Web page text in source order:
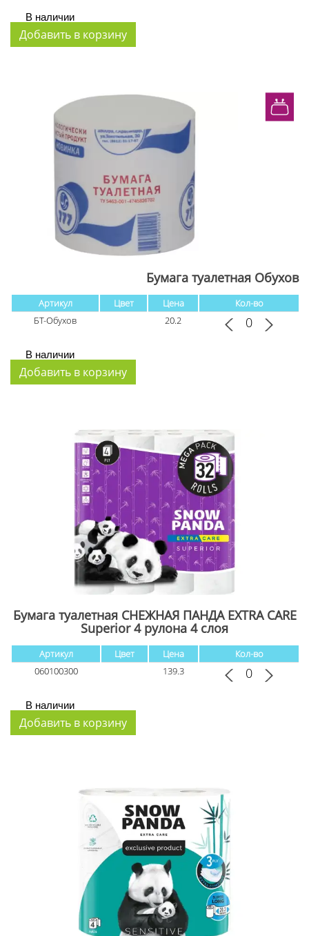
В наличии
Бумага туалетная Обухов
Артикул Цвет Цена
Кол-во
БТ-Обухов
20.2
В наличии
Бумага туалетная СНЕЖНАЯ ПАНДА EXTRA CARE
Superior 4 рулона 4 слоя
Артикул Цвет Цена
Кол-во
060100300
139.3
В наличии